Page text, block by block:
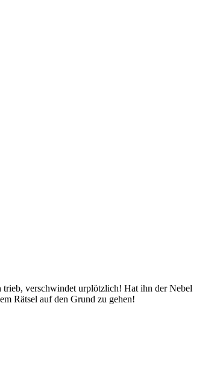
verschwindet urplötzlich! Hat ihn der Nebel
Rätsel auf den Grund zu gehen!